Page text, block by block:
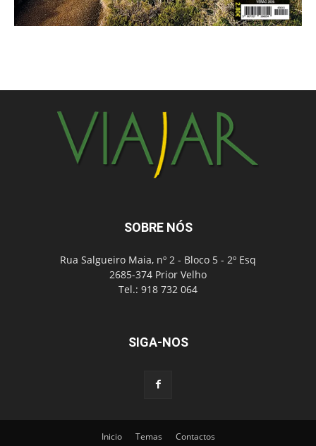
SOBRE NÓS
Rua Salgueiro Maia, nº 2 - Bloco 5 - 2º Esq
2685-374 Prior Velho
Tel.: 918 732 064
SIGA-NOS
Inicio Temas Contactos